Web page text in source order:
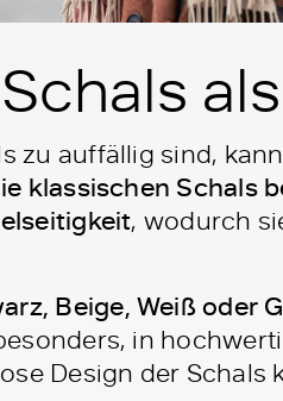
zu auffällig sind,
klassischen Schals
, wodurch
Beige, Weiß oder
in
Design der Schals